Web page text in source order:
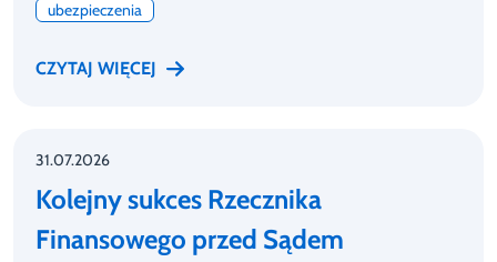
ubezpieczenia
CZYTAJ WIĘCEJ
31.07.2026
Kolejny sukces Rzecznika
Finansowego przed Sądem